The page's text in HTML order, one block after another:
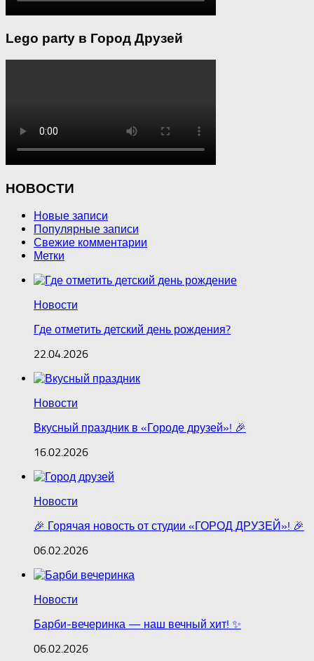
Lego party в Город Друзей
НОВОСТИ
Новые записи
Популярные записи
Свежие комментарии
Метки
Новости
Где отметить детский день рождения?
22.04.2026
Новости
Вкусный праздник в «Городе друзей»! 🎉
16.02.2026
Новости
🎉 Горячая новость от студии «ГОРОД ДРУЗЕЙ»! 🎉
06.02.2026
Новости
Барби‑вечеринка — наш вечный хит! ✨
06.02.2026